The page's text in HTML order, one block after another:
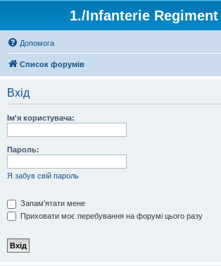
1./Infanterie Regiment
Допомога
Список форумів
Вхід
Ім'я користувача:
Пароль:
Я забув свій пароль
Запам'ятати мене
Приховати моє перебування на форумі цього разу